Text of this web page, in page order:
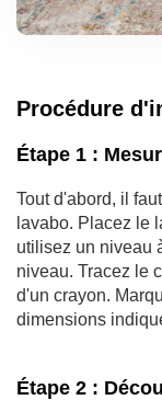
Procédure
Étape 1 :
Tout d'abord, il
lavabo. Placez le
utilisez un niveau
niveau. Tracez le
d'un crayon.
dimensions
Étape 2 :